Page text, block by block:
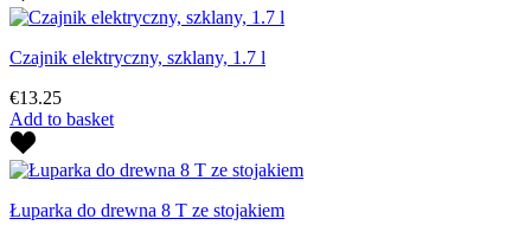
Czajnik elektryczny, szklany, 1.7 l
€13.25
Add to basket
Łuparka do drewna 8 T ze stojakiem